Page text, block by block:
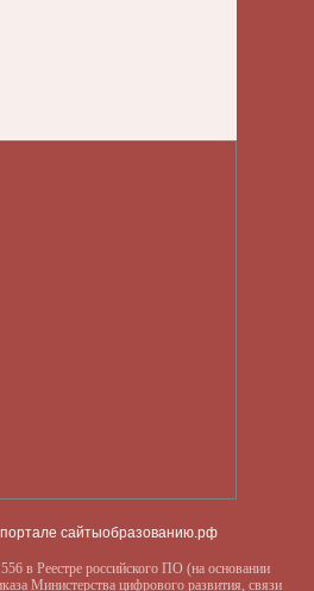
сайтыобразованию.рф
в Реестре российского ПО (на основании
Министерства цифрового развития, связи